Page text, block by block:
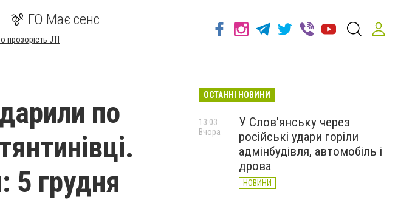
ГО Має сенс
прозорість JTI
по
5 грудня
ОСТАННІ НОВИНИ
У Слов'янську через
російські удари горіли
адмінбудівля, автомобіль і
дрова
НОВИНИ
13:03
Вчора